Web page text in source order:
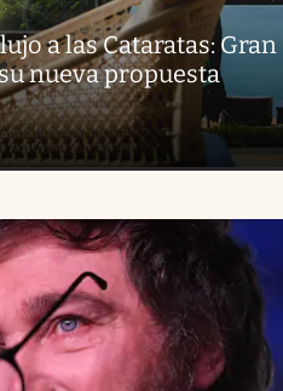
a las Cataratas: Gran
nueva propuesta